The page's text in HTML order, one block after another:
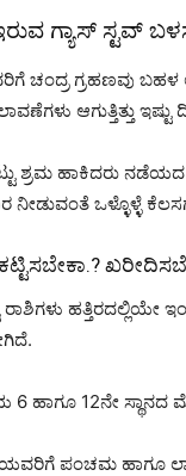
ಗ್ಯಾಸ್ ಸ್ಟವ್
ಚಂದ್ರ ಗ್ರಹಣವು
ಆಗುತ್ತಿತ್ತು
ಶ್ರಮ ಹಾಕಿದರು
ನೀಡುವಂತೆ ಒಳ್ಳೊಳ್ಳೆ
ಹತ್ತಿರದಲ್ಲಿಯೇ
ಹಾಗೂ 12ನೇ ಸ್ಥಾನದ
ಪಂಚಮ ಹಾಗೂ